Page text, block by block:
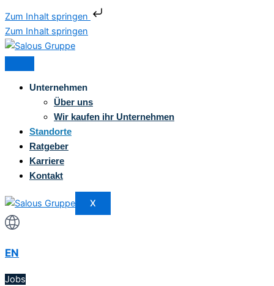
Zum Inhalt springen
Zum Inhalt springen
Unternehmen
Über uns
Wir kaufen ihr Unternehmen
Standorte
Ratgeber
Karriere
Kontakt
X
EN
Jobs